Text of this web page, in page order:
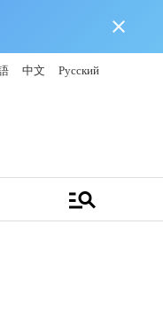
close
中文 Русский
manage_search